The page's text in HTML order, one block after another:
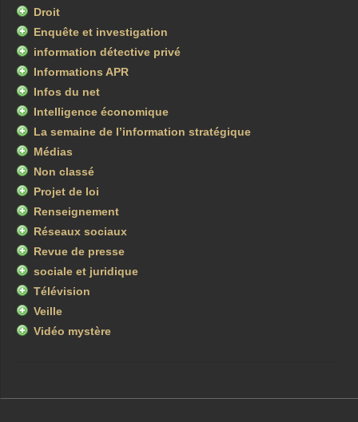
Droit
Enquête et investigation
information détective privé
Informations APR
Infos du net
Intelligence économique
La semaine de l’information stratégique
Médias
Non classé
Projet de loi
Renseignement
Réseaux sociaux
Revue de presse
sociale et juridique
Télévision
Veille
Vidéo mystère